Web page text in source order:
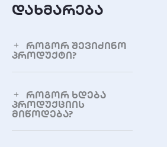
USB (5V)
სიხშირული დიაპაზონი
150Hz – 20KHz
1.2 მ
დახმარება
როგორ შევიძინო
პროდუქტი?
როგორ ხდება
პროდუქციის
მიწოდება?